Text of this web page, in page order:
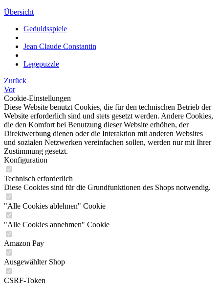
Übersicht
Geduldsspiele
Jean Claude Constantin
Legepuzzle
Zurück
Vor
Cookie-Einstellungen
Diese Website benutzt Cookies, die für den technischen Betrieb der
Website erforderlich sind und stets gesetzt werden. Andere Cookies,
die den Komfort bei Benutzung dieser Website erhöhen, der
Direktwerbung dienen oder die Interaktion mit anderen Websites
und sozialen Netzwerken vereinfachen sollen, werden nur mit Ihrer
Zustimmung gesetzt.
Konfiguration
Technisch erforderlich
Diese Cookies sind für die Grundfunktionen des Shops notwendig.
"Alle Cookies ablehnen" Cookie
"Alle Cookies annehmen" Cookie
Amazon Pay
Ausgewählter Shop
CSRF-Token